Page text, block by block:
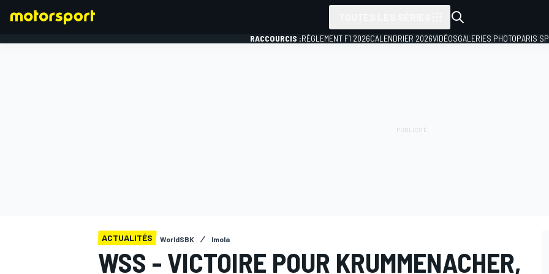
RACCOURCIS :RÈGLEMENT F1 2026CALENDRIER 2026VIDÉOSGALERIES PHOTOPARIS
ACTUALITÉS WorldSBK Imola
WSS - VICTOIRE POUR KRUMMENACHER,